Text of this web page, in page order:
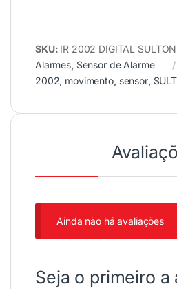
SKU: IR 2002 DIGITAL SULTON
Alarmes, Sensor de Alarme
2002, movimento, sensor,
Ainda não há avaliações
Seja o primeiro a